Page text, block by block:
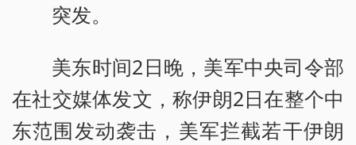
突发。
美东时间2日晚，美军中央司令部
在社交媒体发文，称伊朗2日在整个中
东范围发动袭击，美军拦截若干伊朗